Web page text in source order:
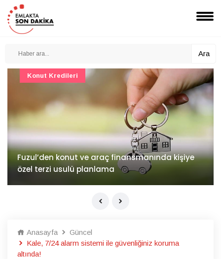
Ara
İv Kandilli'de yaşam yakında başlıyor
Konut Projeleri
Anasayfa
Güncel
Kale, 7/24 alarm sistemi ile güvenliğiniz koruma
altında!